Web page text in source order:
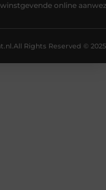
online
All Rights Reserved © 2025